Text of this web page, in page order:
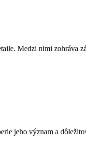
Medzi nimi zohráva
jeho význam a